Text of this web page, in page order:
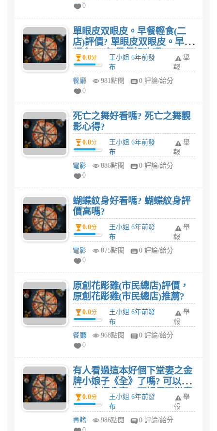
0
單眼皮双眼皮。早餐輕食(二
店)評價? 單眼皮双眼皮。早餐
輕食(二店)早餐好吃嗎?
0.0分
王小姐 6年前發
布
舉
報
餐廳
981點閱
0 評論/給分
0
死亡之舞好看嗎? 死亡之舞觀
影心得?
0.0分
王小姐 6年前發
布
舉
報
電影
886點閱
0 評論/給分
0
蝴蝶紋身好看嗎? 蝴蝶紋身評
價高嗎?
0.0分
王小姐 6年前發
布
舉
報
電影
875點閱
0 評論/給分
0
原創花彫雞(市民總店)評價，
原創花彫雞(市民總店)推薦?
0.0分
王小姐 6年前發
布
舉
報
餐廳
968點閱
0 評論/給分
0
有人看過這本好個下堂妻之金
牌小娘子《全》了嗎? 可以的
話，麻煩分享一下好個下堂妻
之金牌小娘子《全》心得評
價
0.0分
王小姐 6年前發
布
舉
報
書籍
986點閱
0 評論/給分